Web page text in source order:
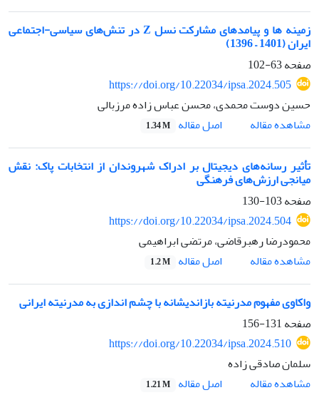
زمینه ها و پیامدهای مشارکت نسل Z در تنش‌های سیاسی-اجتماعی
ایران (1401 – 1396)
صفحه63-102
https://doi.org/10.22034/ipsa.2024.505
حسین دوست محمدی، محسن عباس زاده مرزبالی
مشاهده مقاله
اصل مقاله 1.34 M
تأثیر رسانه‌های دیجیتال بر ادراک شهروندان از انتخابات پاک: نقش
میانجی ارزش‌های فرهنگی
صفحه103-130
https://doi.org/10.22034/ipsa.2024.504
محمودرضا رهبرقاضی، مرتضی ابراهیمی
مشاهده مقاله
اصل مقاله 1.2 M
واکاوی مفهوم مدرنیته بازاندیشانه با چشم اندازی به مدرنیته ایرانی
صفحه131-156
https://doi.org/10.22034/ipsa.2024.510
سلمان صادقی زاده
مشاهده مقاله
اصل مقاله 1.21 M